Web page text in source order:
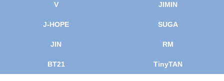
V JIMIN
J-HOPE SUGA
JIN RM
BT21 TinyTAN